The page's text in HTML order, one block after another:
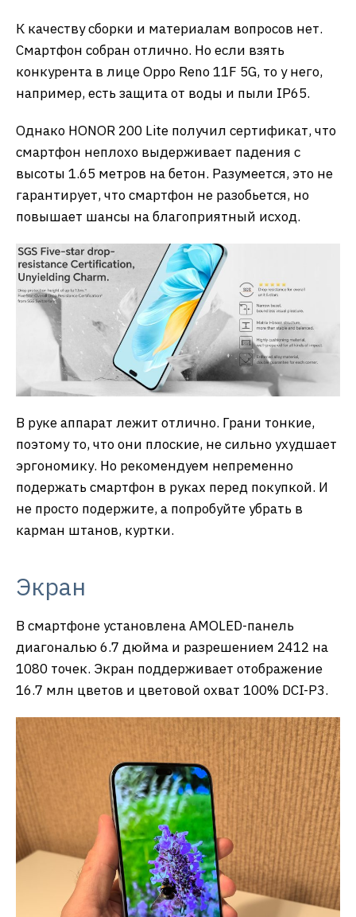
К качеству сборки и материалам вопросов нет.
Смартфон собран отлично. Но если взять
конкурента в лице Oppo Reno 11F 5G, то у него,
например, есть защита от воды и пыли IP65.
Однако HONOR 200 Lite получил сертификат, что
смартфон неплохо выдерживает падения с
высоты 1.65 метров на бетон. Разумеется, это не
гарантирует, что смартфон не разобьется, но
повышает шансы на благоприятный исход.
В руке аппарат лежит отлично. Грани тонкие,
поэтому то, что они плоские, не сильно ухудшает
эргономику. Но рекомендуем непременно
подержать смартфон в руках перед покупкой. И
не просто подержите, а попробуйте убрать в
карман штанов, куртки.
Экран
В смартфоне установлена AMOLED-панель
диагональю 6.7 дюйма и разрешением 2412 на
1080 точек. Экран поддерживает отображение
16.7 млн цветов и цветовой охват 100% DCI-P3.